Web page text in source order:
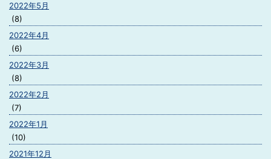
2022年5月
(8)
2022年4月
(6)
2022年3月
(8)
2022年2月
(7)
2022年1月
(10)
2021年12月